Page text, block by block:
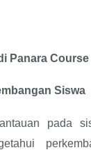
Panara Course
Siswa
pada